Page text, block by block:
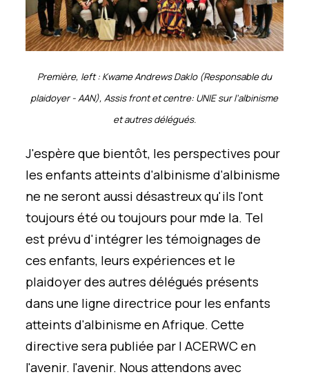
Première, left : KwameAndrews Daklo(Responsable du
plaidoyer-AAN),Assisfront etcentre: UNIE sur l'albinisme
et autres délégués.
J'espère que bientôt, les perspectives pour
les enfants atteints d'albinismed'albinisme
ne ne serontaussi désastreux qu'ils l'ont
toujours été outoujours pour mde la. Tel
est prévu d'intégrer les témoignages de
ces enfants, leurs expériences et le
plaidoyer des autres délégués présents
dans une ligne directrice pour les enfants
atteints d'albinisme en Afrique. Cette
directive sera publiée par lACERWC en
l'avenir. l'avenir. Nous attendons avec